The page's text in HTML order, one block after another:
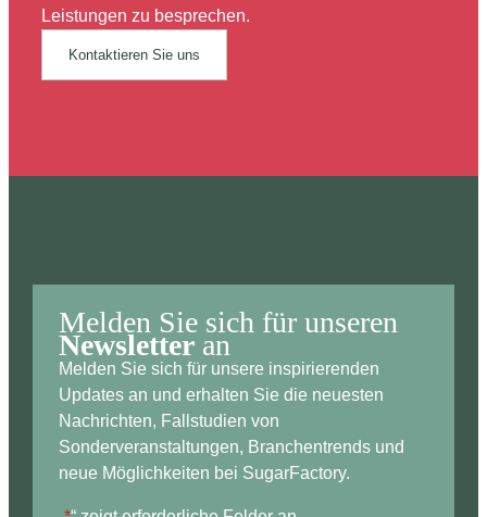
Leistungen zu besprechen.
Kontaktieren Sie uns
Melden Sie sich für unseren
Newsletteran
Melden Sie sich für unsere inspirierenden
Updates an und erhalten Sie die neuesten
Nachrichten, Fallstudien von
Sonderveranstaltungen, Branchentrends und
neue Möglichkeiten bei SugarFactory.